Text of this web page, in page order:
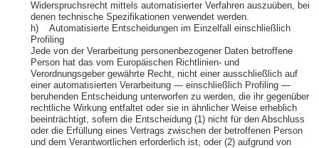
Widerspruchsrecht mittels automatisierter Verfahren auszuüben, bei
denen technische Spezifikationen verwendet werden.
h) Automatisierte Entscheidungen im Einzelfall einschließlich
Profiling
Jede von der Verarbeitung personenbezogener Daten betroffene
Person hat das vom Europäischen Richtlinien- und
Verordnungsgeber gewährte Recht, nicht einer ausschließlich auf
einer automatisierten Verarbeitung — einschließlich Profiling —
beruhenden Entscheidung unterworfen zu werden, die ihr gegenüber
rechtliche Wirkung entfaltet oder sie in ähnlicher Weise erheblich
beeinträchtigt, sofern die Entscheidung (1) nicht für den Abschluss
oder die Erfüllung eines Vertrags zwischen der betroffenen Person
und dem Verantwortlichen erforderlich ist, oder (2) aufgrund von